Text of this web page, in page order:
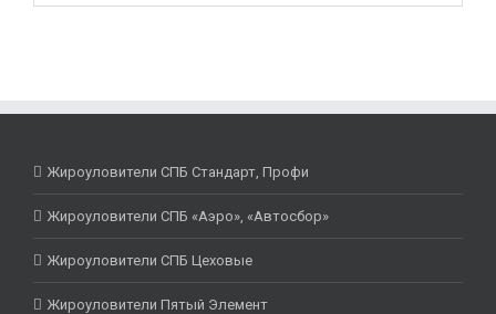
Жироуловители СПБ Стандарт, Профи
Жироуловители СПБ «Аэро», «Автосбор»
Жироуловители СПБ Цеховые
Жироуловители Пятый Элемент